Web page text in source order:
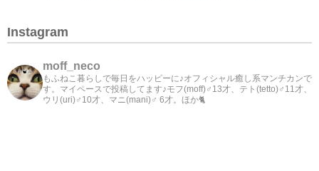
Instagram
moff_neco
もふねこ暮らしで毎日をハッピーに♪オフィシャル癒し系マンチカンで
す。マイペースで投稿してます♪モフ(moff)♂13才、テト(tetto)♂11才、
ウリ(uri)♂10才、マニ(mani)♂ 6才。ほか🐈